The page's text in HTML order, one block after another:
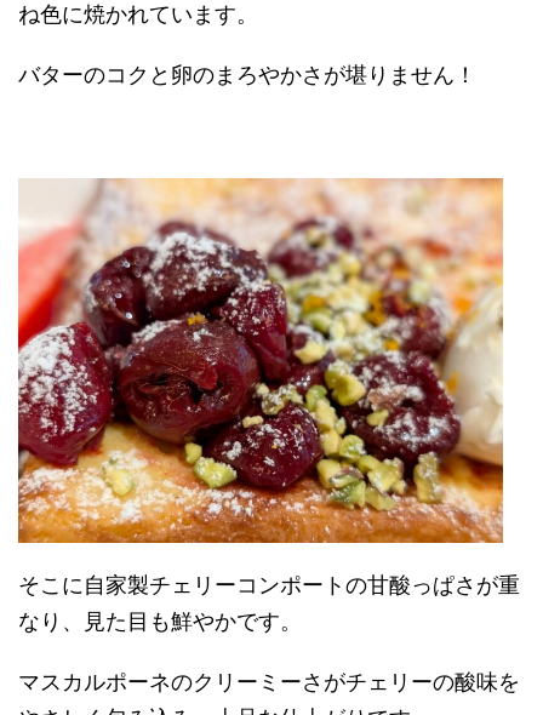
ね色に焼かれています。
バターのコクと卵のまろやかさが堪りません！
そこに自家製チェリーコンポートの甘酸っぱさが重
なり、見た目も鮮やかです。
マスカルポーネのクリーミーさがチェリーの酸味を